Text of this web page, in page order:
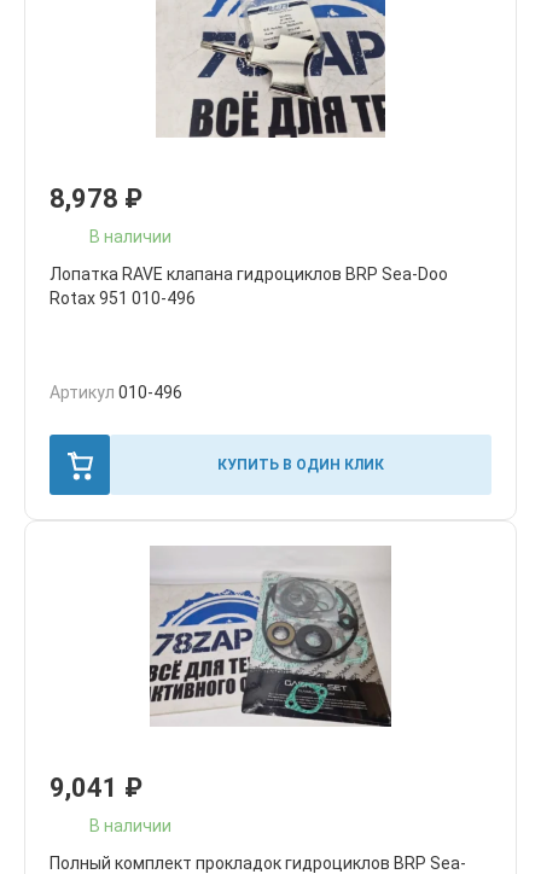
8,978 ₽
В наличии
Лопатка RAVE клапана гидроциклов BRP Sea-Doo
Rotax 951 010-496
Артикул 010-496
КУПИТЬ В ОДИН КЛИК
9,041 ₽
В наличии
Полный комплект прокладок гидроциклов BRP Sea-